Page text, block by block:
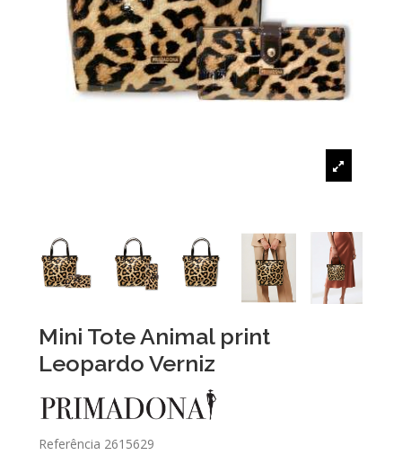
Mini Tote Animal print
Leopardo Verniz
Referência 2615629